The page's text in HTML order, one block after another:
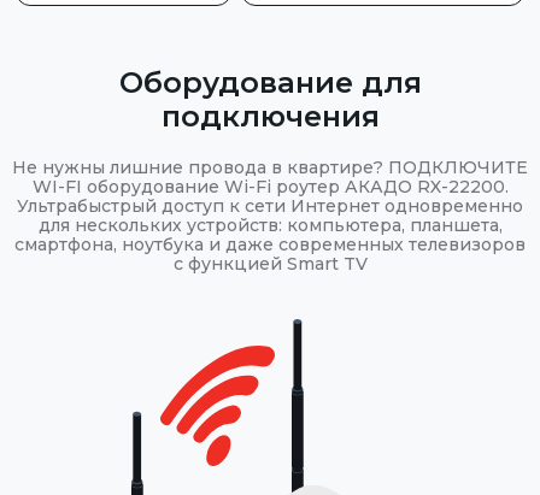
Оборудование для
подключения
Не нужны лишние провода в квартире? ПОДКЛЮЧИТЕ
WI-FI оборудование Wi-Fi роутер АКАДО RX-22200.
Ультрабыстрый доступ к сети Интернет одновременно
для нескольких устройств: компьютера, планшета,
смартфона, ноутбука и даже современных телевизоров
с функцией Smart TV